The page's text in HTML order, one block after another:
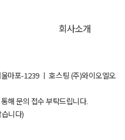
회사소개
마포-1239 ㅣ 호스팅 (주)와이오엘오
해 문의 접수 부탁드립니다.
니다)